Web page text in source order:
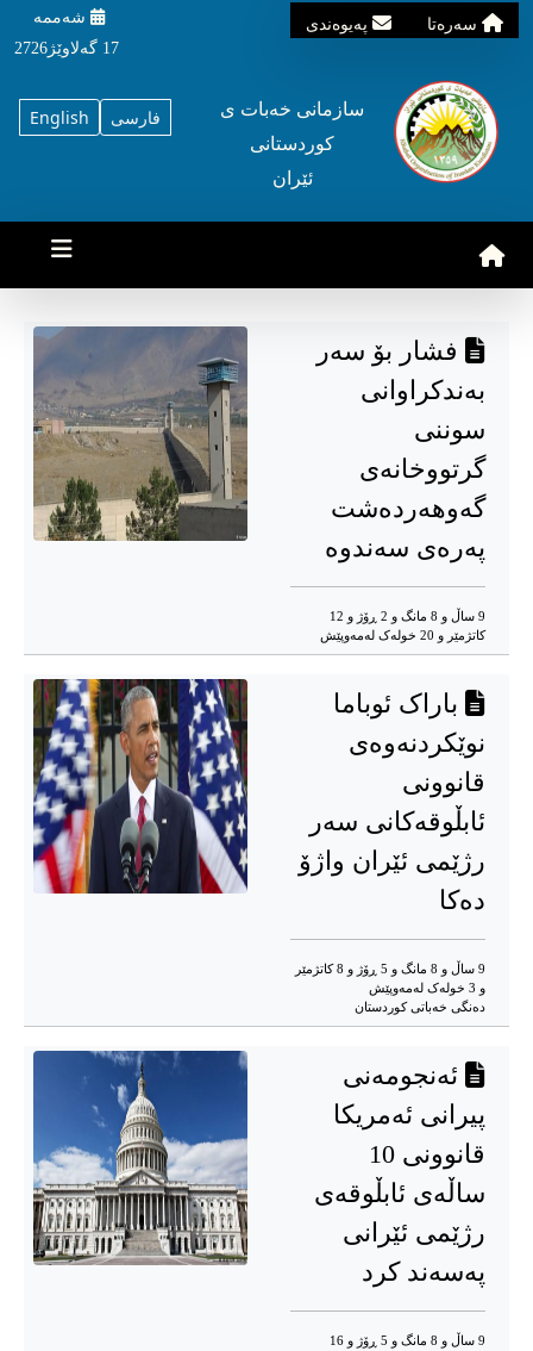
سه‌ره‌تا په‌یوه‌ندی
شه‌ممه‌
17 گه‌لاوێژ2726
English فارسی
سازمانی خه‌بات ی
کوردستانی
ئێران
فشار بۆ سەر
بەندکراوانی
سوننی
گرتووخانەی
گەوهەردەشت
پەرەى سەندوە
9 ساڵ و 8 مانگ و 2 ڕۆژ و 12
کاتژمێر و 20 خوله‌ک له‌مه‌وپێش‌
باراک ئوباما
نوێکردنەوەی
قانوونی
ئابڵوقەکانی سەر
رژێمی ئێران واژۆ
دەکا
9 ساڵ و 8 مانگ و 5 ڕۆژ و 8 کاتژمێر
و 3 خوله‌ک له‌مه‌وپێش‌
دەنگی خەباتی کوردستان
ئەنجومەنی
پیرانی ئەمریکا
قانوونی 10
ساڵەی ئابڵوقەی
رژێمی ئێرانی
پەسەند کرد
9 ساڵ و 8 مانگ و 5 ڕۆژ و 16